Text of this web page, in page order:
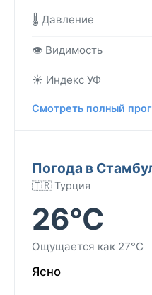
🌡️ Давление
👁️ Видимость
☀️ Индекс УФ
Смотреть полный
Погода в
🇹🇷 Турция
26°C
Ощущается как 27°C
Ясно